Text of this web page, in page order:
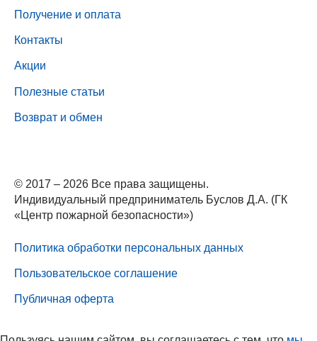
Получение и оплата
Контакты
Акции
Полезные статьи
Возврат и обмен
© 2017 – 2026 Все права защищены.
Индивидуальный предприниматель Буслов Д.А. (ГК
«Центр пожарной безопасности»)
Политика обработки персональных данных
Пользовательское соглашение
Публичная оферта